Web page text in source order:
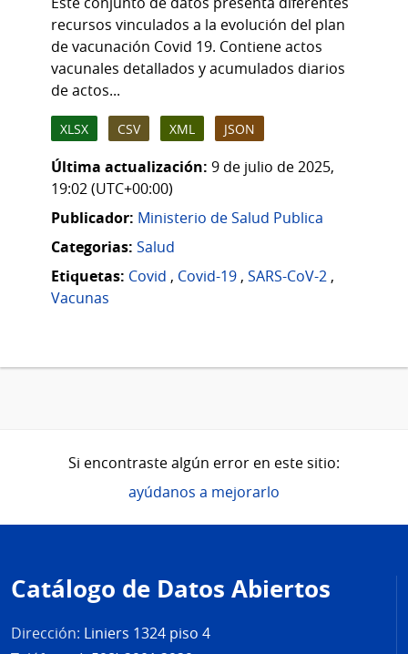
recursos vinculados a la evolución del plan
de vacunación Covid 19. Contiene actos
vacunales detallados y acumulados diarios
de actos...
XLSX CSV XML JSON
Última actualización: 9 de julio de 2025,
19:02 (UTC+00:00)
Publicador: Ministerio de Salud Publica
Categorias: Salud
Etiquetas: Covid , Covid-19 , SARS-CoV-2 ,
Vacunas
Si encontraste algún error en este sitio:
ayúdanos a mejorarlo
de
página
Catálogo de Datos Abiertos
Dirección: Liniers 1324 piso 4